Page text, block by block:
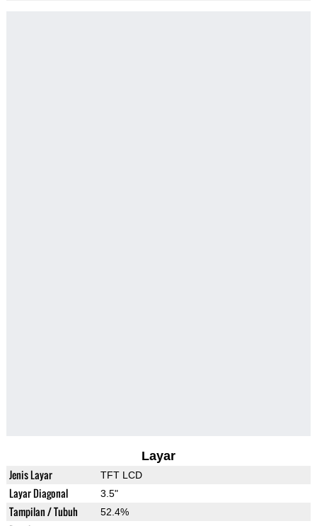
Layar
Jenis Layar TFT LCD
Layar Diagonal 3.5"
Tampilan / Tubuh 52.4%